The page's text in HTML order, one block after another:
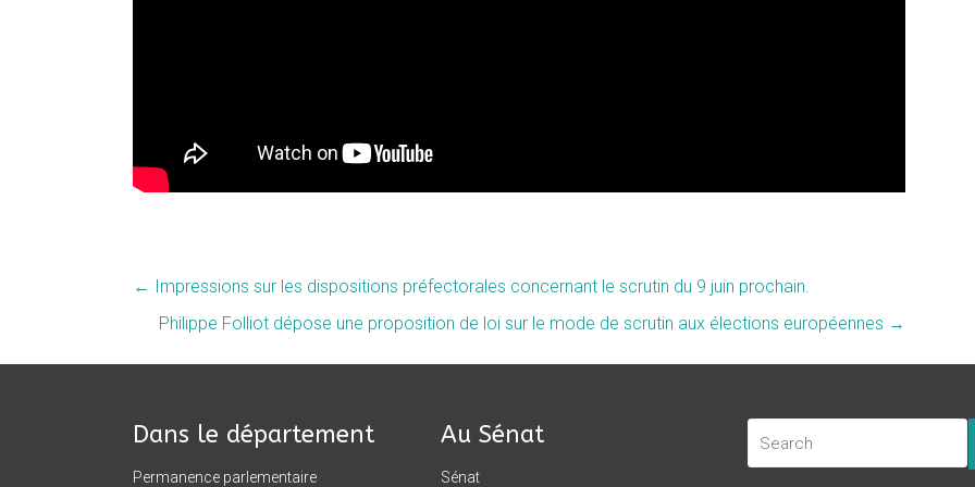
←
Impressions sur les dispositions préfectorales concernant le scrutin du 9 juin prochain.
Philippe Folliot dépose une proposition de loi sur le mode de scrutin aux élections européennes →
Dans le département
Permanence parlementaire
Au Sénat
Sénat